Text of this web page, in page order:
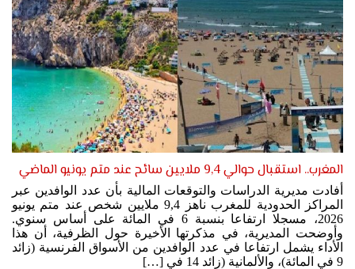
المغرب.. استقبال حوالي 9,4 ملايين سائح عند متم يونيو الماضي
أفادت مديرية الدراسات والتوقعات المالية بأن عدد الوافدين عبر
المراكز الحدودية للمغرب ناهز 9,4 ملايين شخص عند متم يونيو
2026، مسجلا ارتفاعا بنسبة 6 في المائة على أساس سنوي.
وأوضحت المديرية، في مذكرتها الأخيرة حول الظرفية، أن هذا
الأداء يشمل ارتفاعا في عدد الوافدين من الأسواق الفرنسية (زائد
9 في المائة)، والألمانية (زائد 14 في […]